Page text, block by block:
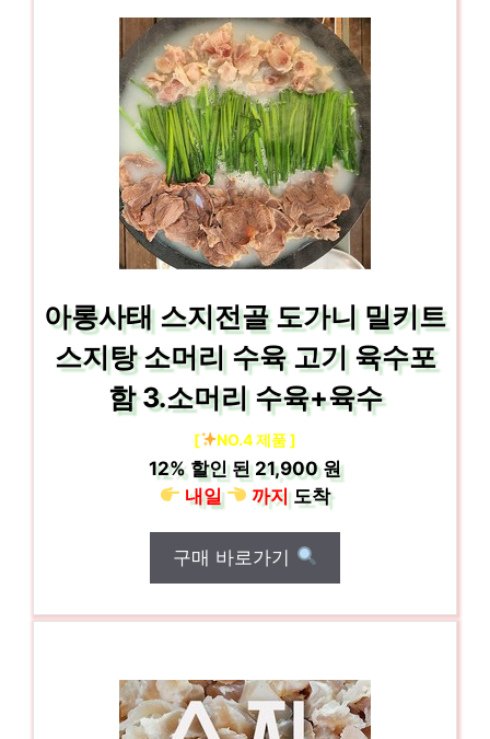
아롱사태 스지전골 도가니 밀키트
스지탕 소머리 수육 고기 육수포
함 3.소머리 수육+육수
[ NO.4 제품 ]
12% 할인 된21,900 원
내일
까지도착
구매 바로가기